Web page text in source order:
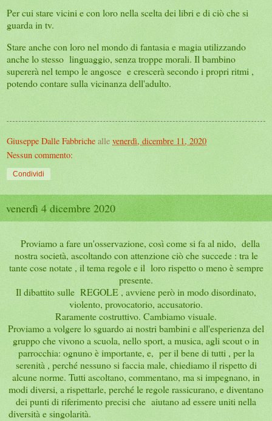
Per cui stare vicini e con loro nella scelta dei libri e di ciò che si
guarda in tv.
Stare anche con loro nel mondo di fantasia e magia utilizzando
anche lo stesso linguaggio, senza troppe morali. Il bambino
supererà nel tempo le angosce e crescerà secondo i propri ritmi ,
potendo contare sulla vicinanza dell'adulto.
Giuseppe Dalle Fabbriche alle venerdì, dicembre 11, 2020
Nessun commento:
Condividi
venerdì 4 dicembre 2020
Proviamo a fare un'osservazione, così come si fa al nido, della
nostra società, ascoltando con attenzione ciò che succede : tra le
tante cose notate , il tema regole e il loro rispetto o meno è sempre
presente.
Il dibattito sulle REGOLE , avviene però in modo disordinato,
violento, provocatorio, accusatorio.
Raramente costruttivo. Cambiamo visuale.
Proviamo a volgere lo sguardo ai nostri bambini e all'esperienza del
gruppo che vivono a scuola, nello sport, a musica, agli scout o in
parrocchia: ognuno è importante, e, per il bene di tutti , per la
serenità , perché nessuno si faccia male, chiediamo il rispetto di
alcune norme. Tutti ascoltano, commentano, ma si impegnano, in
modi diversi, a rispettarle, perché le regole rassicurano, e diventano
dei punti di riferimento precisi che aiutano ad essere uniti nella
diversità e singolarità.